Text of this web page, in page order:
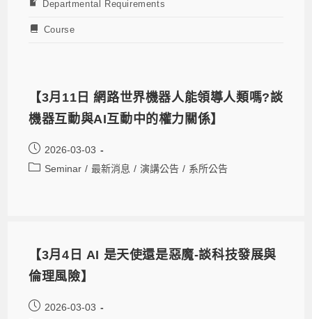
Departmental Requirements
Course
【3月11日 網路世界機器人能領導人類嗎?談
機器互動與AI互動中的權力關係】
2026-03-03
Seminar / 最新消息 / 演講公告 / 系所公告
【3月4日 AI 是天使還是惡魔-談科技發展與
倫理風險】
2026-03-03